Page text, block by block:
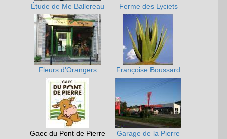
Étude de Me Ballereau Ferme des Lyciets
Fleurs d'Orangers Françoise Boussard
Gaec du Pont de Pierre
Garage de la Pierre